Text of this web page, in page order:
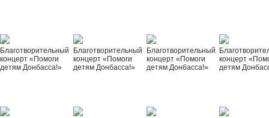
Благотворительный
концерт «Помоги
детям Донбасса!»
Благотворительный
концерт «Помоги
детям Донбасса!»
Благотворительный
концерт «Помоги
детям Донбасса!»
концерт
детям